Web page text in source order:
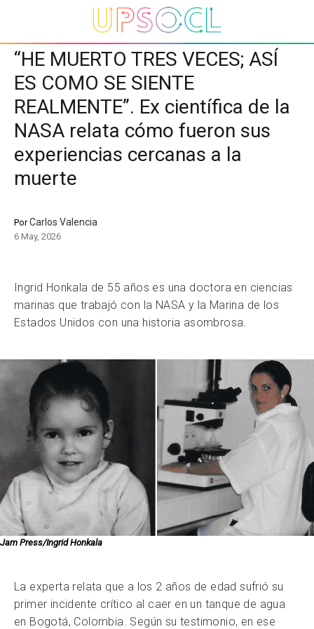
“HE MUERTO TRES VECES; ASÍ
ES COMO SE SIENTE
REALMENTE”. Ex científica de la
NASA relata cómo fueron sus
experiencias cercanas a la
muerte
PorCarlos Valencia
6 May, 2026
Ingrid Honkala de 55 años es una doctora en ciencias
marinas que trabajó con la NASA y la Marina de los
Estados Unidos con una historia asombrosa.
Jam Press/Ingrid Honkala
La experta relata que a los 2 años de edad sufrió su
primer incidente crítico al caer en un tanque de agua
en Bogotá, Colombia. Según su testimonio, en ese